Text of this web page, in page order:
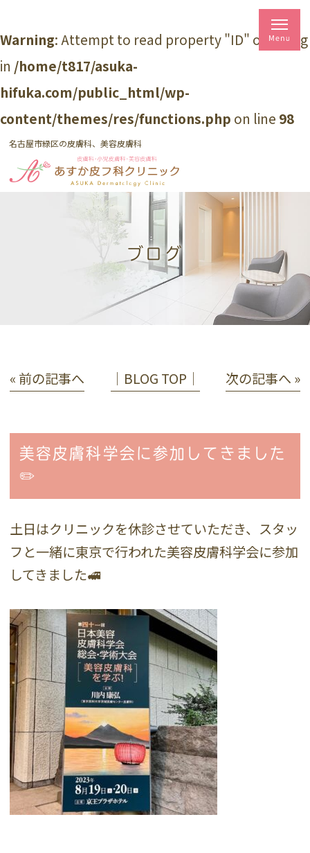
Warning: Attempt to read property "ID" on string
in /home/t817/asuka-
hifuka.com/public_html/wp-
content/themes/res/functions.php on line 98
名古屋市緑区の皮膚科、美容皮膚科
ブログ
« 前の記事へ │BLOG TOP│ 次の記事へ »
美容皮膚科学会に参加してきました
✏️
土日はクリニックを休診させていただき、スタッ
フと一緒に東京で行われた美容皮膚科学会に参加
してきました🚅